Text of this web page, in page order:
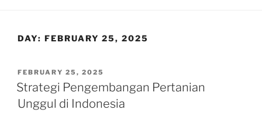
DAY: FEBRUARY 25, 2025
POSTED
ON
FEBRUARY 25, 2025
Strategi Pengembangan Pertanian
Unggul di Indonesia